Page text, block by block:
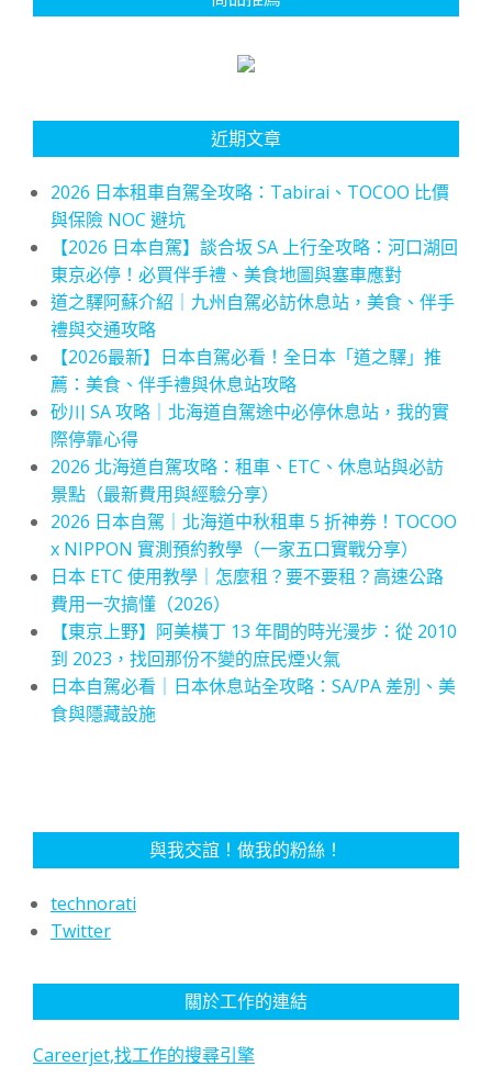
近期文章
2026 日本租車自駕全攻略：Tabirai、TOCOO 比價
與保險 NOC 避坑
【2026 日本自駕】談合坂 SA 上行全攻略：河口湖回
東京必停！必買伴手禮、美食地圖與塞車應對
道之驛阿蘇介紹｜九州自駕必訪休息站，美食、伴手
禮與交通攻略
【2026最新】日本自駕必看！全日本「道之驛」推
薦：美食、伴手禮與休息站攻略
砂川 SA 攻略｜北海道自駕途中必停休息站，我的實
際停靠心得
2026 北海道自駕攻略：租車、ETC、休息站與必訪
景點（最新費用與經驗分享）
2026 日本自駕｜北海道中秋租車 5 折神券！TOCOO
x NIPPON 實測預約教學（一家五口實戰分享）
日本 ETC 使用教學｜怎麼租？要不要租？高速公路
費用一次搞懂（2026）
【東京上野】阿美橫丁 13 年間的時光漫步：從 2010
到 2023，找回那份不變的庶民煙火氣
日本自駕必看｜日本休息站全攻略：SA/PA 差別、美
食與隱藏設施
與我交誼！做我的粉絲！
technorati
Twitter
關於工作的連結
Careerjet,找工作的搜尋引擎